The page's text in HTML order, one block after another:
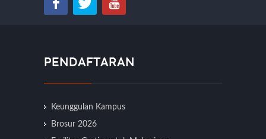
PENDAFTARAN
Keunggulan Kampus
Brosur 2026